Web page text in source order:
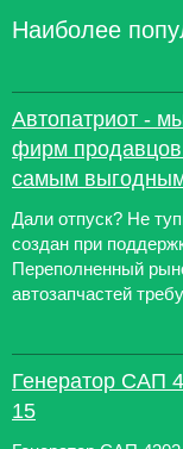
Наиболее
Автопатриот -
фирм продавцов
самым
Дали отпуск? Не
создан при
Переполненный
автозапчастей
Генератор САП
15